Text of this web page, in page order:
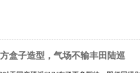
盒子造型，气场不输丰田陆巡